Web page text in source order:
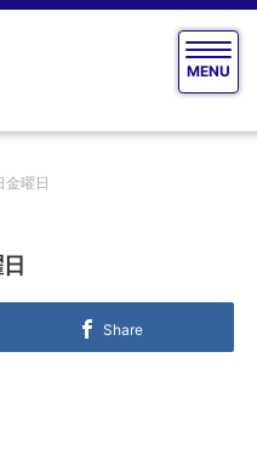
T
o
g
MENU
金曜日
Share